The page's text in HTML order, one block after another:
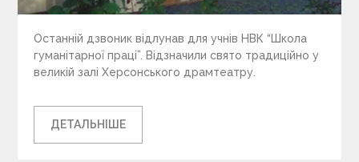
Останній дзвоник відлунав для учнів НВК “Школа
гуманітарної праці”. Відзначили свято традиційно у
великій залі Херсонського драмтеатру.
ДЕТАЛЬНІШЕ